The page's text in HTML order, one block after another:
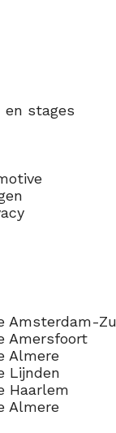
en stages
Amsterdam-
Amersfoort
Almere
Lijnden
Haarlem
Almere